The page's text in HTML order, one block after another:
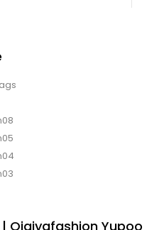
Qiqiygfashion Yupoo